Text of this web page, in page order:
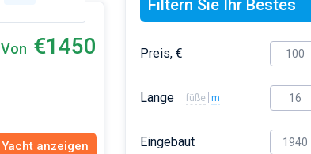
Von €1450
Yacht anzeigen
Filtern Sie Ihr Bestes
Preis, €
Lange füße m
Eingebaut